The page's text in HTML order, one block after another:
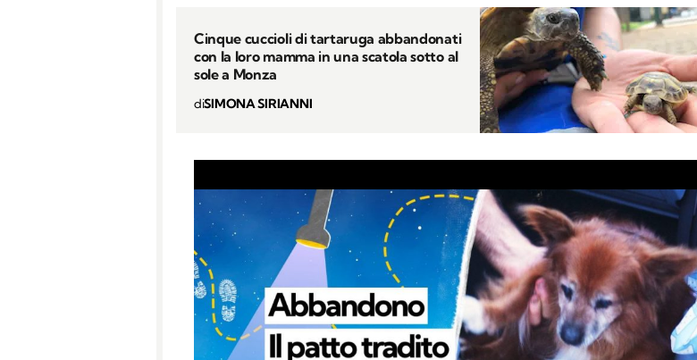
Cinque cuccioli di tartaruga abbandonati
con la loro mamma in una scatola sotto al
sole a Monza
diSIMONA SIRIANNI